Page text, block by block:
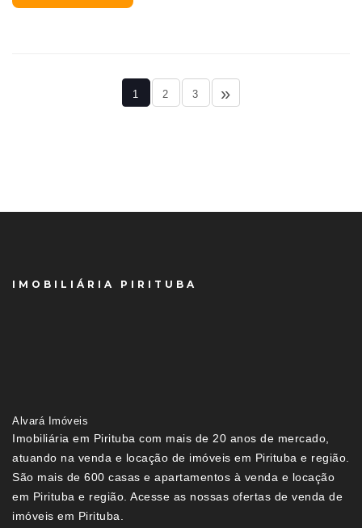
1 2 3 »
IMOBILIÁRIA PIRITUBA
Alvará Imóveis
Imobiliária em Pirituba com mais de 20 anos de mercado,
atuando na venda e locação de imóveis em Pirituba e região.
São mais de 600 casas e apartamentos à venda e locação
em Pirituba e região. Acesse as nossas ofertas de venda de
imóveis em Pirituba.